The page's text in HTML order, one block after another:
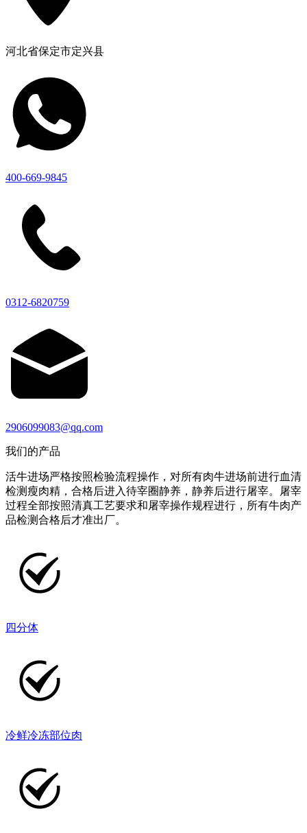
河北省保定市定兴县
400-669-9845
0312-6820759
2906099083@qq.com
我们的产品
活牛进场严格按照检验流程操作，对所有肉牛进场前进行血清
检测瘦肉精，合格后进入待宰圈静养，静养后进行屠宰。屠宰
过程全部按照清真工艺要求和屠宰操作规程进行，所有牛肉产
品检测合格后才准出厂。
四分体
冷鲜冷冻部位肉